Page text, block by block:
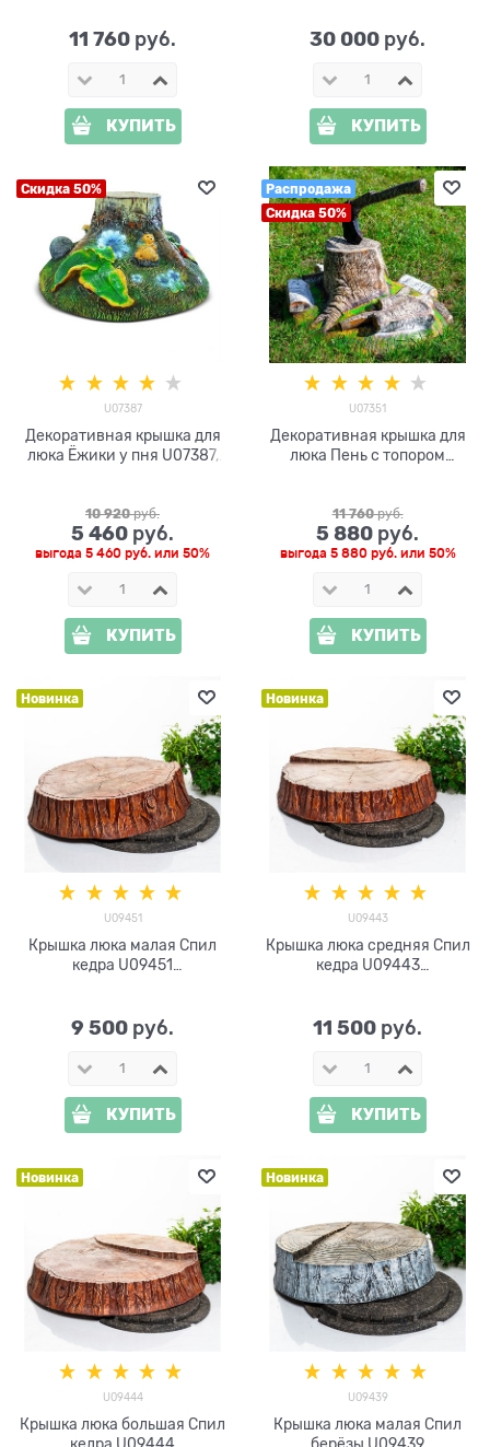
11 760 руб.
КУПИТЬ
30 000 руб.
КУПИТЬ
Скидка 50%
U07387
Декоративная крышка для
люка Ёжики у пня U07387,
10 920 руб.
5 460 руб.
выгода 5 460 руб. или 50%
КУПИТЬ
Распродажа
Скидка 50%
U07351
Декоративная крышка для
люка Пень с топором
11 760 руб.
5 880 руб.
выгода 5 880 руб.или 50%
КУПИТЬ
Новинка
U09451
Крышка люка малая Спил
кедра U09451
9 500 руб.
КУПИТЬ
Новинка
U09443
Крышка люка средняя Спил
кедра U09443
11 500 руб.
КУПИТЬ
Новинка
U09444
Крышка люка большая Спил
Новинка
U09439
Крышка люка малая Спил